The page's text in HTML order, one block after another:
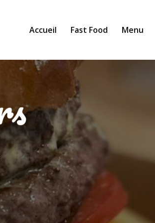
Accueil Fast Food Menu